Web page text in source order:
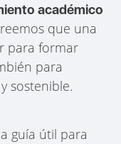
académico
que una
para formar
para
sostenible.
guía útil para